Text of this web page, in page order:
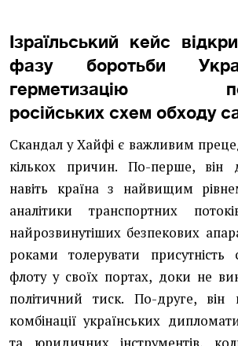
Ізраїльський кейс
фазу боротьби
герметизацію
російських схем обходу
Скандал у Хайфі є важливим
кількох причин. По-перше, він
навіть країна з найвищим
аналітики транспортних
найрозвинутіших безпекових
роками толерувати присутність
флоту у своїх портах, доки не
політичний тиск. По-друге, він
комбінації українських